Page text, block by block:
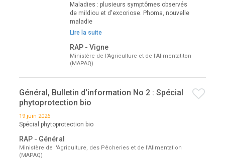
Maladies : plusieurs symptômes observés
de mildiou et d'excoriose. Phoma, nouvelle
maladie
Lire la suite
RAP - Vigne
Ministère de l'Agriculture et de l'Alimentatiton
(MAPAQ)
Général, Bulletin d'information No 2 : Spécial
phytoprotection bio
19 juin 2026
Spécial phytoprotection bio
RAP - Général
Ministère de l'Agriculture, des Pêcheries et de l'Alimentation
(MAPAQ)